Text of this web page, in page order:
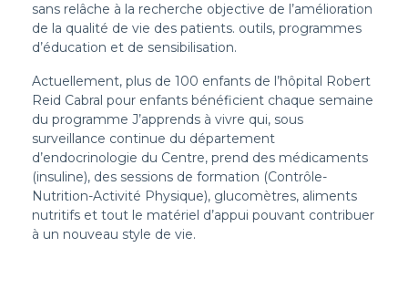
sans relâche à la recherche objective de l’amélioration
de la qualité de vie des patients. outils, programmes
d’éducation et de sensibilisation.
Actuellement, plus de 100 enfants de l’hôpital Robert
Reid Cabral pour enfants bénéficient chaque semaine
du programme J’apprends à vivre qui, sous
surveillance continue du département
d’endocrinologie du Centre, prend des médicaments
(insuline), des sessions de formation (Contrôle-
Nutrition-Activité Physique), glucomètres, aliments
nutritifs et tout le matériel d’appui pouvant contribuer
à un nouveau style de vie.